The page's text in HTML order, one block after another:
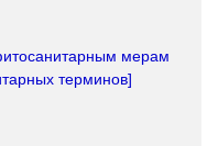
мерам
терминов]